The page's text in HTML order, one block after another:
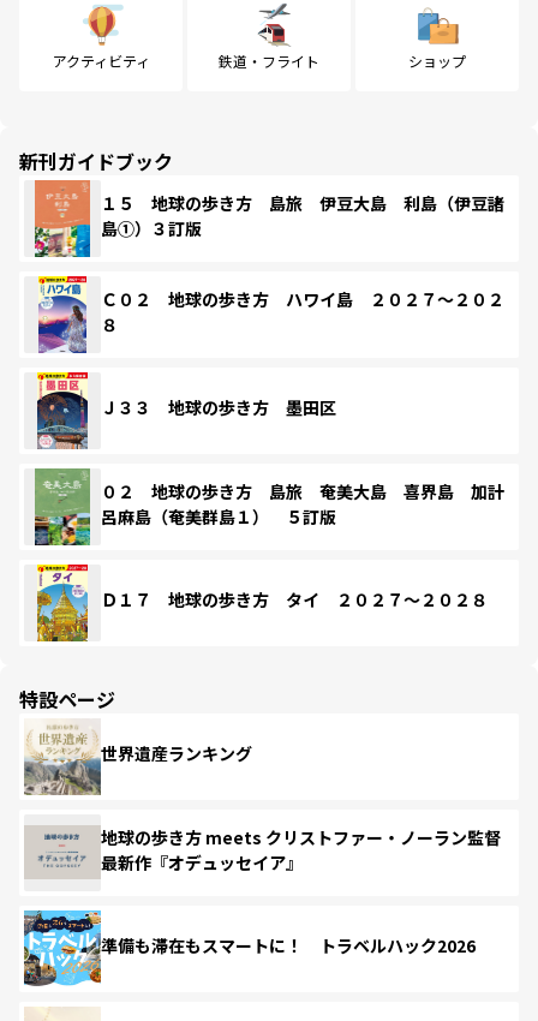
アクティビティ 鉄道・フライト ショップ
新刊ガイドブック
１５ 地球の歩き方 島旅 伊豆大島 利島（伊豆諸
島①）３訂版
Ｃ０２ 地球の歩き方 ハワイ島 ２０２７～２０２
８
Ｊ３３ 地球の歩き方 墨田区
０２ 地球の歩き方 島旅 奄美大島 喜界島 加計
呂麻島（奄美群島１） ５訂版
Ｄ１７ 地球の歩き方 タイ ２０２７～２０２８
特設ページ
世界遺産ランキング
地球の歩き方 meets クリストファー・ノーラン監督
最新作『オデュッセイア』
準備も滞在もスマートに！ トラベルハック2026